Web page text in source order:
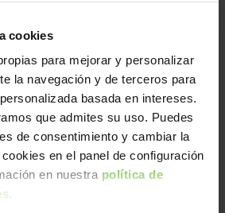
cookies
para mejorar y personalizar
la navegación y de terceros para
basada en intereses.
que admites su uso. Puedes
de consentimiento y cambiar la
en el panel de configuración
en nuestra política de
.